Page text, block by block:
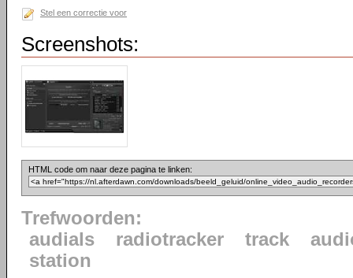
Stel een correctie voor
Screenshots:
HTML code om naar deze pagina te linken:
Trefwoorden:
audials
radiotracker track
station